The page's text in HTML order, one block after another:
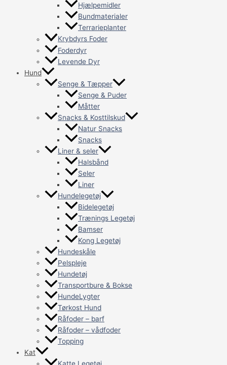
Hjælpemidler
Bundmaterialer
Terrarieplanter
Krybdyrs Foder
Foderdyr
Levende Dyr
Hund
Senge & Tæpper
Senge & Puder
Måtter
Snacks & Kosttilskud
Natur Snacks
Snacks
Liner & seler
Halsbånd
Seler
Liner
Hundelegetøj
Bidelegetøj
Trænings Legetøj
Bamser
Kong Legetøj
Hundeskåle
Pelspleje
Hundetøj
Transportbure & Bokse
HundeLygter
Tørkost Hund
Råfoder – barf
Råfoder – vådfoder
Topping
Kat